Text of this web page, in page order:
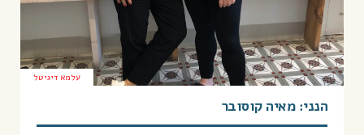
עלמא דיגיטל
הנני: מאיה קוסובר